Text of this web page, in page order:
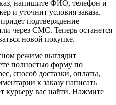
напишите ФИО, телефон и
и уточнит условия заказа.
придет подтверждение
через СМС. Теперь останется
новой покупке.
режиме выглядит
полностью форму по
способ доставки, оплаты,
к заказу написать
курьеру вас найти. Нажмите